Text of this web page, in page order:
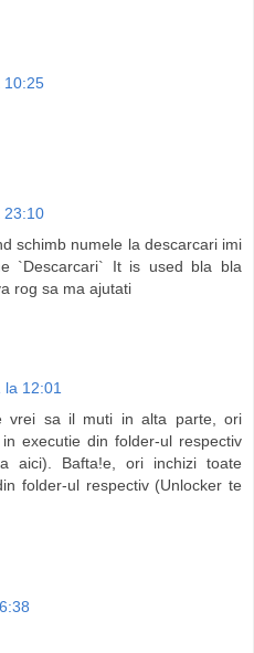
10:25
23:10
schimb numele la descarcari imi
`Descarcari` It is used bla bla
rog sa ma ajutati
la 12:01
vrei sa il muti in alta parte, ori
executie din folder-ul respectiv
aici). Bafta!e, ori inchizi toate
folder-ul respectiv (Unlocker te